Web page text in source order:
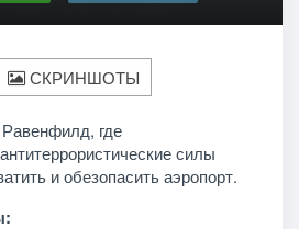
СКРИНШОТЫ
где
силы
и обезопасить аэропорт.